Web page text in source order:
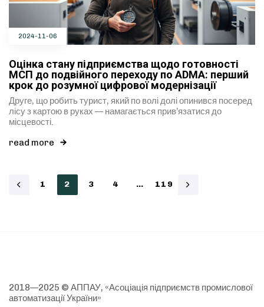
2024-11-06
Оцінка стану підприємства щодо готовності
МСП до подвійного переходу по ADMA: перший
крок до розумної цифрової модернізації
Друге, що робить турист, який по волі долі опинився посеред
лісу з картою в руках — намагається прив’язатися до
місцевості.
read more
1 2 3 4 … 119
2018—2025 © АППАУ, «Асоціація підприємств промислової
автоматизації України»